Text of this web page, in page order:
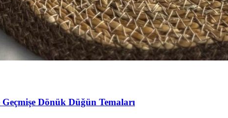
Geçmişe Dönük Düğün Temaları